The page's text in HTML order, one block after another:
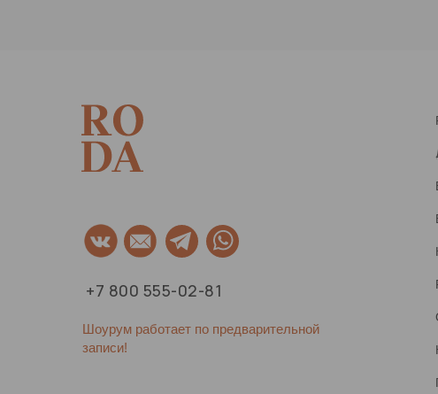
+7 800 555-02-81
Шоурум работает по предварительной
записи!